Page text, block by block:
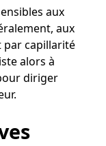
aux
aux
par capillarité
alors à
diriger